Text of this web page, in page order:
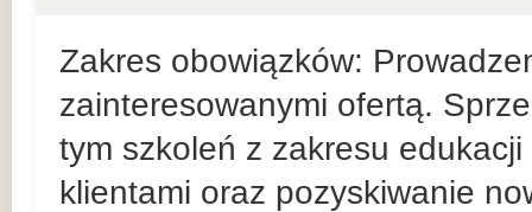
Zakres obowiązków:
zainteresowanymi ofertą.
tym szkoleń z zakresu
klientami oraz pozyskiwanie